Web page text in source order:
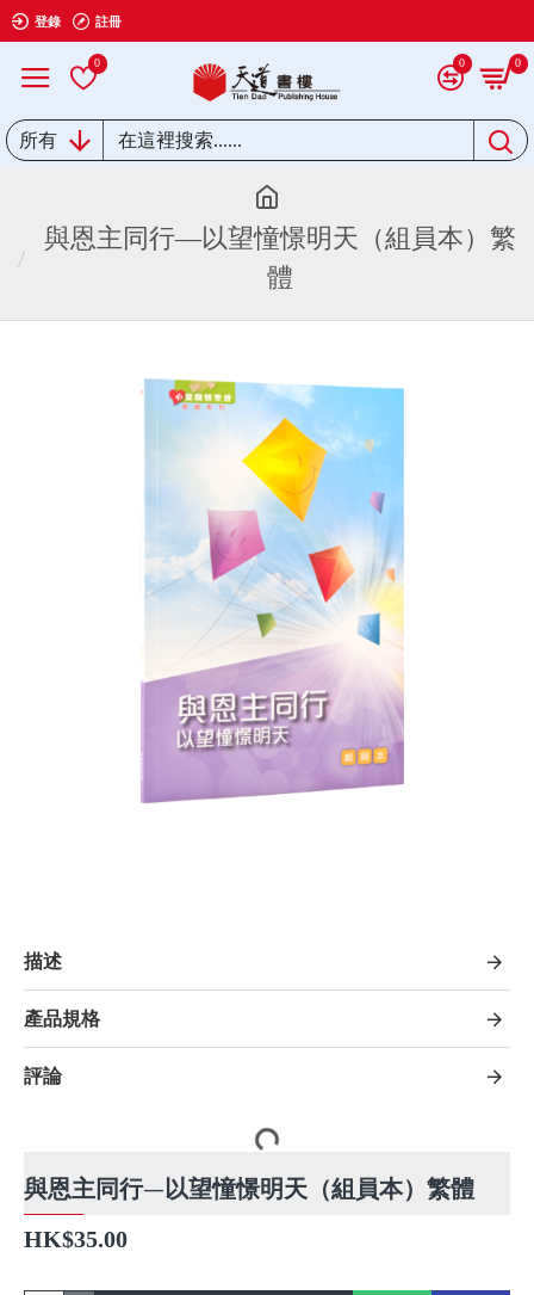
登錄 註冊
0 0 0
所有
與恩主同行—以望憧憬明天（組員本）繁
體
描述
產品規格
評論
與恩主同行—以望憧憬明天（組員本）繁體
HK$35.00